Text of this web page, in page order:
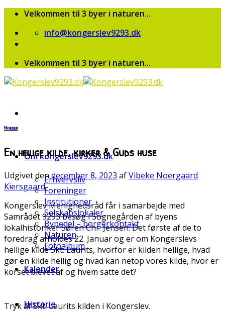
Skip
content
Velkommen til 3 byer i naturen...
info@kongerslev9293.dk
Velkommen til 3 byer i naturen...
Om kongerslev9293.dk
Erhvervsliv
Foreninger
Institutioner
Selskabslokaler
Bypedel – borgerkontakt
Naturen
Fotoalbum
Kalender
Historie
Nyheder
En hellige kilde, kirker & Guds huse
Udgivet dendecember 8, 2023 afVibeke Noergaard
Kiersgaard
Kongerslev Menighedsråd får i samarbejde med
Samrådet 9293 besøg i Sognegården af byens
lokalhistoriker Søren Chr. Jensen. Det første af de to
foredrag afholdes 22. Januar og er om Kongerslevs
hellige kilde Skt. Laurits, hvorfor er kilden hellige, hvad
gør en kilde hellig og hvad kan netop vores kilde, hvor er
korset blevet af og hvem satte det?
Tryk af Skt. Laurits kilden i Kongerslev.